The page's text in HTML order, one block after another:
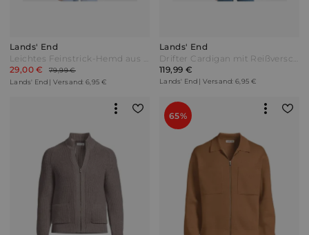
Lands' End
Leichtes Feinstrick-Hemd aus Baumwolle Herren Blau by Lands' End
29,00 €
79,99 €
Lands' End | Versand: 6,95 €
Lands' End
Drifter Cardigan mit Reißverschluss Herren Blau by Lands' End
119,99 €
Lands' End | Versand: 6,95 €
65%